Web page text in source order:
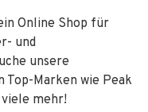
Online Shop für
und
unsere
Marken wie Peak
mehr!